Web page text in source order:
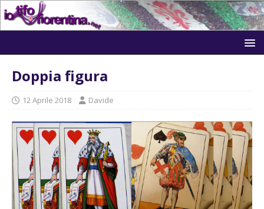
Doppia figura
12 Aprile 2018 Davide